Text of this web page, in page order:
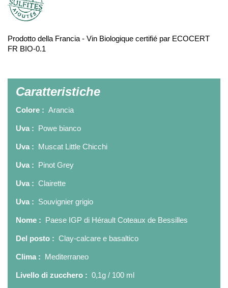
Prodotto della Francia - Vin Biologique certifié par ECOCERT
FR BIO-0.1
Caratteristiche
Colore : Arancia
Uva : Powe bianco
Uva : Muscat Little Chicchi
Uva : Pinot Grey
Uva : Clairette
Uva : Souvignier grigio
Nome : Paese IGP di Hérault Coteaux de Bessilles
Del posto : Clay-calcare e basaltico
Clima : Mediterraneo
Livello di zucchero : 0,1g / 100 ml